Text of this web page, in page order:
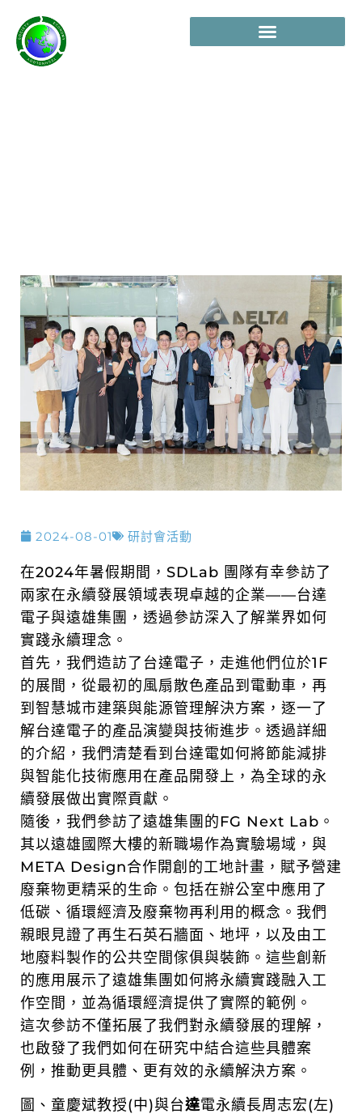
2024-08-01 研討會活動
在2024年暑假期間，SDLab 團隊有幸參訪了
兩家在永續發展領域表現卓越的企業——台達
電子與遠雄集團，透過參訪深入了解業界如何
實踐永續理念。
首先，我們造訪了台達電子，走進他們位於1F
的展間，從最初的風扇散色產品到電動車，再
到智慧城市建築與能源管理解決方案，逐一了
解台達電子的產品演變與技術進步。透過詳細
的介紹，我們清楚看到台達電如何將節能減排
與智能化技術應用在產品開發上，為全球的永
續發展做出實際貢獻。
隨後，我們參訪了遠雄集團的FG Next Lab。
其以遠雄國際大樓的新職場作為實驗場域，與
META Design合作開創的工地計畫，賦予營建
廢棄物更精采的生命。包括在辦公室中應用了
低碳、循環經濟及廢棄物再利用的概念。我們
親眼見證了再生石英石牆面、地坪，以及由工
地廢料製作的公共空間傢俱與裝飾。這些創新
的應用展示了遠雄集團如何將永續實踐融入工
作空間，並為循環經濟提供了實際的範例。
這次參訪不僅拓展了我們對永續發展的理解，
也啟發了我們如何在研究中結合這些具體案
例，推動更具體、更有效的永續解決方案。
圖、童慶斌教授(中)與台達電永續長周志宏(左)